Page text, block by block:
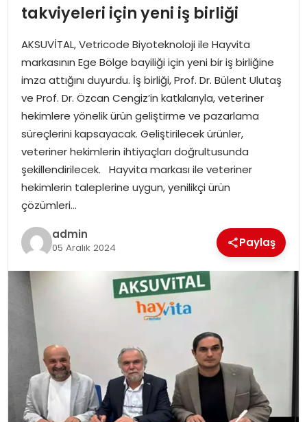
TEKNOLOJI
GÜNCEL
takviyeleri için yeni iş birliği
AKSUVİTAL, Vetricode Biyoteknoloji ile Hayvita
markasının Ege Bölge bayiliği için yeni bir iş birliğine
imza attığını duyurdu. İş birliği, Prof. Dr. Bülent Ulutaş
ve Prof. Dr. Özcan Cengiz’in katkılarıyla, veteriner
hekimlere yönelik ürün geliştirme ve pazarlama
süreçlerini kapsayacak. Geliştirilecek ürünler,
veteriner hekimlerin ihtiyaçları doğrultusunda
şekillendirilecek. Hayvita markası ile veteriner
hekimlerin taleplerine uygun, yenilikçi ürün
çözümleri…
admin
05 Aralık 2024 Paylaş